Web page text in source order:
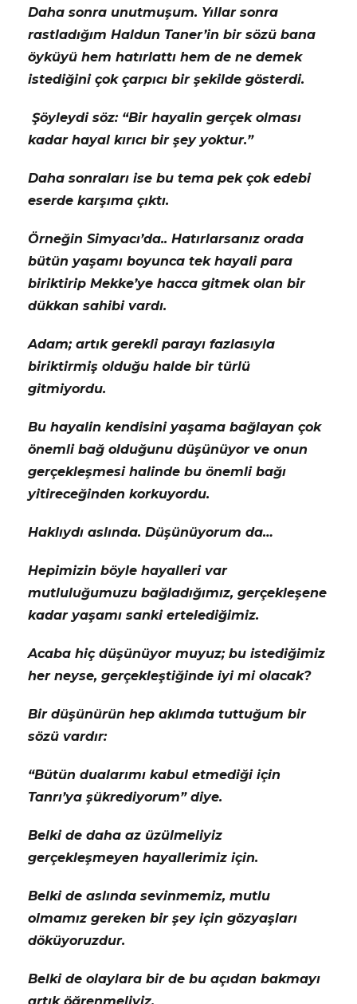
Daha sonra unutmuşum. Yıllar sonra
rastladığım Haldun Taner’in bir sözü bana
öyküyü hem hatırlattı hem de ne demek
istediğini çok çarpıcı bir şekilde gösterdi.
Şöyleydi söz: “Bir hayalin gerçek olması
kadar hayal kırıcı bir şey yoktur.”
Daha sonraları ise bu tema pek çok edebi
eserde karşıma çıktı.
Örneğin Simyacı’da.. Hatırlarsanız orada
bütün yaşamı boyunca tek hayali para
biriktirip Mekke’ye hacca gitmek olan bir
dükkan sahibi vardı.
Adam; artık gerekli parayı fazlasıyla
biriktirmiş olduğu halde bir türlü
gitmiyordu.
Bu hayalin kendisini yaşama bağlayan çok
önemli bağ olduğunu düşünüyor ve onun
gerçekleşmesi halinde bu önemli bağı
yitireceğinden korkuyordu.
Haklıydı aslında. Düşünüyorum da…
Hepimizin böyle hayalleri var
mutluluğumuzu bağladığımız, gerçekleşene
kadar yaşamı sanki ertelediğimiz.
Acaba hiç düşünüyor muyuz; bu istediğimiz
her neyse, gerçekleştiğinde iyi mi olacak?
Bir düşünürün hep aklımda tuttuğum bir
sözü vardır:
“Bütün dualarımı kabul etmediği için
Tanrı’ya şükrediyorum” diye.
Belki de daha az üzülmeliyiz
gerçekleşmeyen hayallerimiz için.
Belki de aslında sevinmemiz, mutlu
olmamız gereken bir şey için gözyaşları
döküyoruzdur.
Belki de olaylara bir de bu açıdan bakmayı